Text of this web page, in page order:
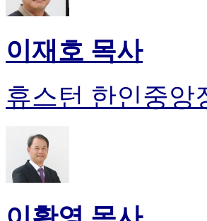
이재호 목사
휴스턴 한인중앙